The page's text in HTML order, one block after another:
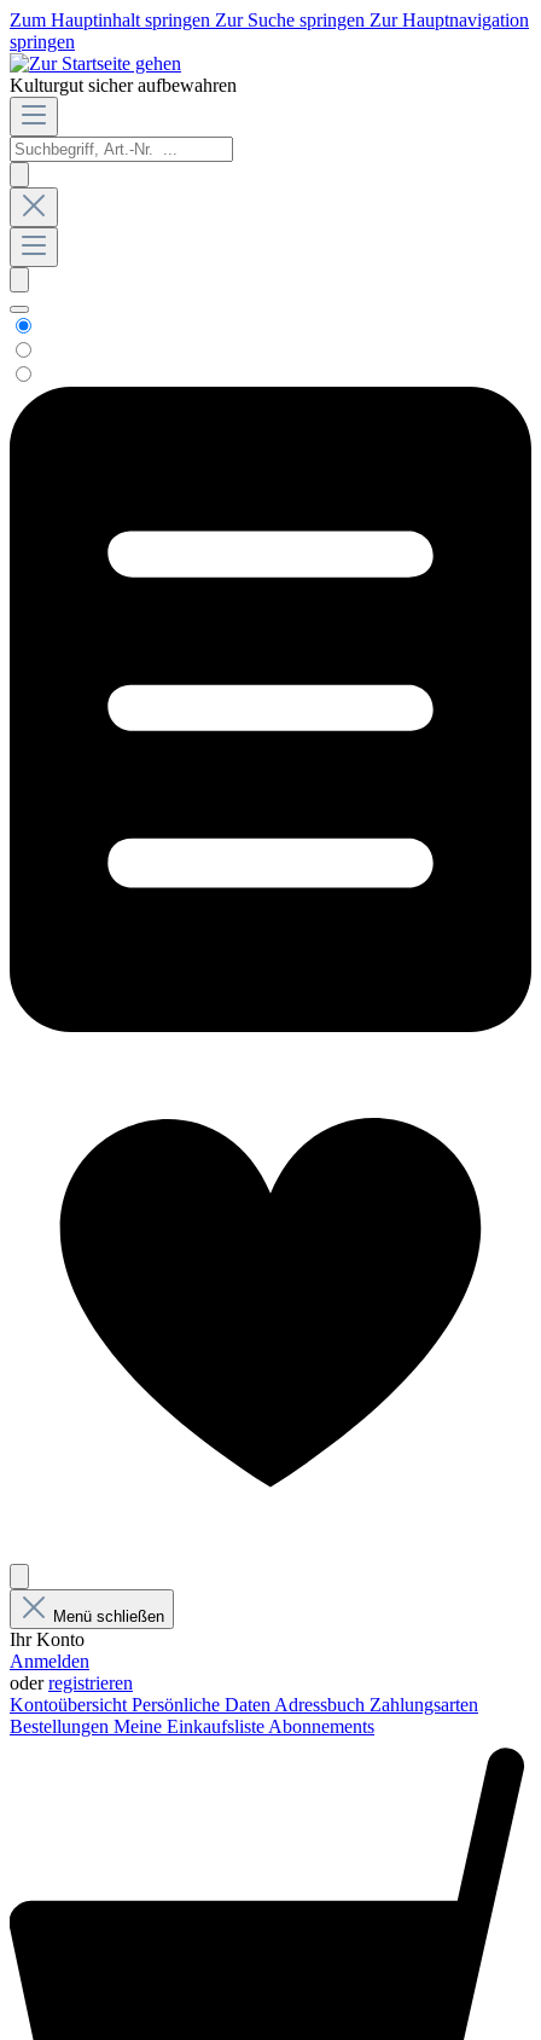
Zum Hauptinhalt springen Zur Suche springen Zur Hauptnavigation
springen
Kulturgut sicher aufbewahren
Menü schließen
Ihr Konto
Anmelden
oderregistrieren
Kontoübersicht Persönliche Daten Adressbuch Zahlungsarten
Bestellungen Meine Einkaufsliste Abonnements